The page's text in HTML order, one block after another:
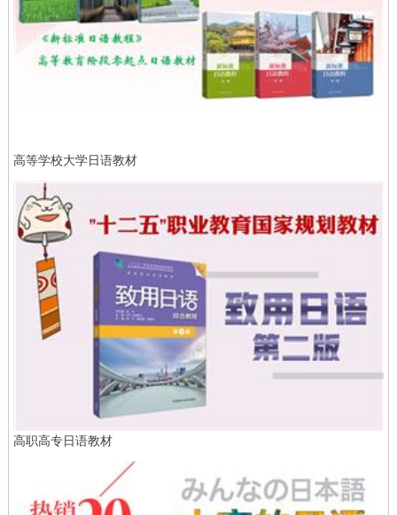
高等学校大学日语教材
高职高专日语教材